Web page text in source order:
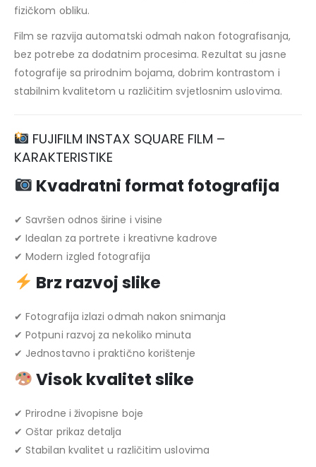
fizičkom obliku.
Film se razvija automatski odmah nakon fotografisanja,
bez potrebe za dodatnim procesima. Rezultat su jasne
fotografije sa prirodnim bojama, dobrim kontrastom i
stabilnim kvalitetom u različitim svjetlosnim uslovima.
FUJIFILM INSTAX SQUARE FILM –
KARAKTERISTIKE
Kvadratni format fotografija
✔ Savršen odnos širine i visine
✔ Idealan za portrete i kreativne kadrove
✔ Modern izgled fotografija
Brz razvoj slike
✔ Fotografija izlazi odmah nakon snimanja
✔ Potpuni razvoj za nekoliko minuta
✔ Jednostavno i praktično korištenje
Visok kvalitet slike
✔ Prirodne i živopisne boje
✔ Oštar prikaz detalja
✔ Stabilan kvalitet u različitim uslovima